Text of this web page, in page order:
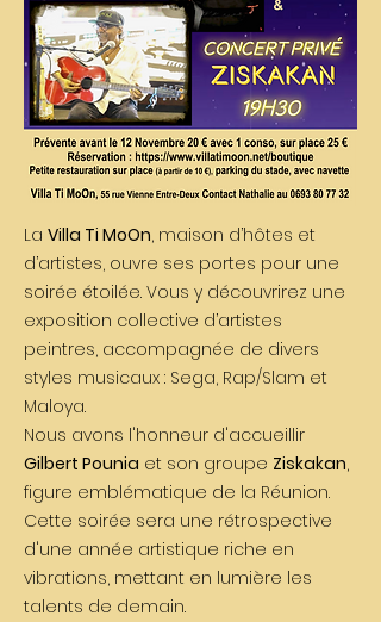
La Villa Ti MoOn, maison d’hôtes et
d’artistes, ouvre ses portes pour une
soirée étoilée. Vous y découvrirez une
exposition collective d’artistes
peintres, accompagnée de divers
styles musicaux : Sega, Rap/Slam et
Maloya.
Nous avons l'honneur d'accueillir
Gilbert Pounia et son groupe Ziskakan,
figure emblématique de la Réunion.
Cette soirée sera une rétrospective
d'une année artistique riche en
vibrations, mettant en lumière les
talents de demain.